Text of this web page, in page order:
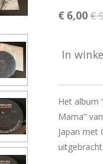
€ 6,00€
In
Het album
Mama”
Japan met